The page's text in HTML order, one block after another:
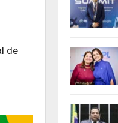
de